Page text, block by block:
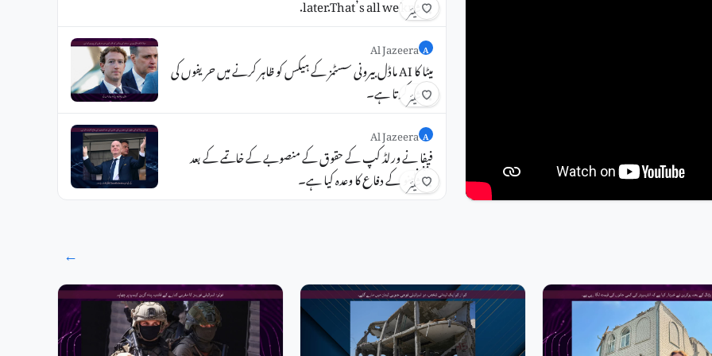
شیئر
A
Al Jazeera
میٹا کا AI ماڈل بیرونی سسٹمز کے ہیکس کو ظاہر کرنے میں حریفوں کی
پِیروی کرتا ہے۔
شیئر
A
Al Jazeera
فیفا نے ورلڈ کپ کے حقوق کے منصوبے کے خاتمے کے بعد
انفینٹینو کے دفاع کا وعدہ کیا ہے۔
شیئر
→